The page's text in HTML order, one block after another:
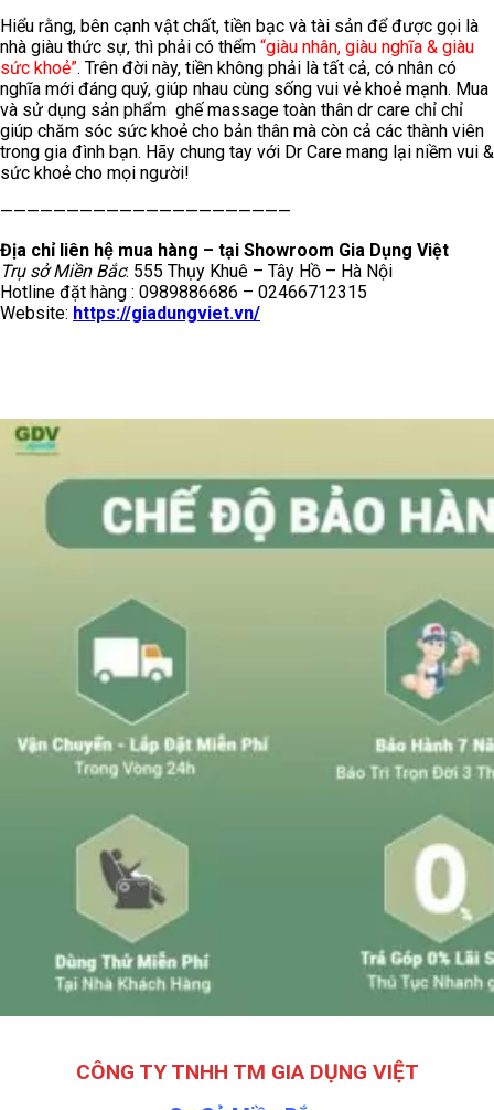
Hiểu rằng, bên cạnh vật chất, tiền bạc và tài sản để được gọi là
nhà giàu thức sự, thì phải có thểm “giàu nhân, giàu nghĩa & giàu
sức khoẻ”. Trên đời này, tiền không phải là tất cả, có nhân có
nghĩa mới đáng quý, giúp nhau cùng sống vui vẻ khoẻ mạnh. Mua
và sử dụng sản phẩm ghế massage toàn thân dr care chỉ chỉ
giúp chăm sóc sức khoẻ cho bản thân mà còn cả các thành viên
trong gia đình bạn. Hãy chung tay với Dr Care mang lại niềm vui &
sức khoẻ cho mọi người!
——————————————————————
Địa chỉ liên hệ mua hàng – tại Showroom Gia Dụng Việt
Trụ sở Miền Bắc: 555 Thụy Khuê – Tây Hồ – Hà Nội
Hotline đặt hàng : 0989886686 – 02466712315
Website: https://giadungviet.vn/
CÔNG TY TNHH TM GIA DỤNG VIỆT